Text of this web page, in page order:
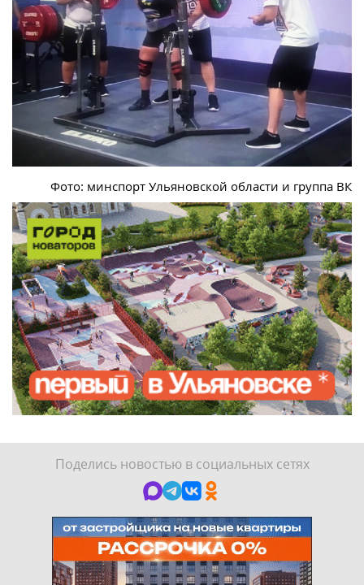
Фото: минспорт Ульяновской области и группа ВК
Поделись новостью в социальных сетях